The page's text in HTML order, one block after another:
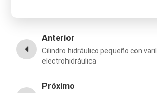
Anterior
Cilindro hidráulico pequeño con
electrohidráulica
Próximo